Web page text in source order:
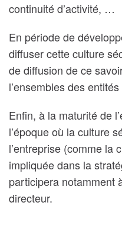
continuité d’activité, …
En période de
diffuser cette culture
de diffusion de ce
l’ensembles des
Enfin, à la maturité de
l’époque où la culture
l’entreprise (comme la
impliquée dans la
participera notamment
directeur.